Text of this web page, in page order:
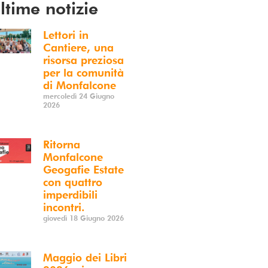
notizie
Lettori in
Cantiere, una
risorsa preziosa
per la comunità
di Monfalcone
mercoledì 24 Giugno
2026
Ritorna
Monfalcone
Geogafie Estate
con quattro
imperdibili
incontri.
giovedì 18 Giugno 2026
Maggio dei Libri